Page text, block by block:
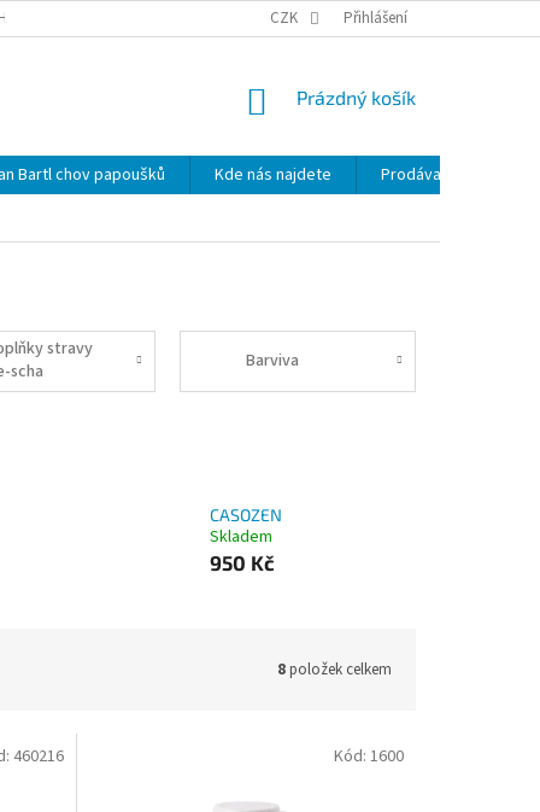
OSOBNÍCH ÚDAJŮ NOVINKY MAPA SERVERU
CZK Přihlášení
NÁKUPNÍ
Prázdný košík
Bartl chov papoušků Kde nás najdete
Prodávané značky
stravy
scha
Barviva
CASOZEN
Skladem
950 Kč
8položek celkem
460216 Kód: 1600